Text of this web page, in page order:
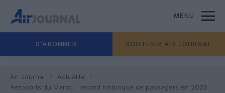
MENU
S'ABONNER SOUTENIR AIR JOURNAL
Air Journal
Actualité
Aéroports du Maroc : record historique de passagers en 2025